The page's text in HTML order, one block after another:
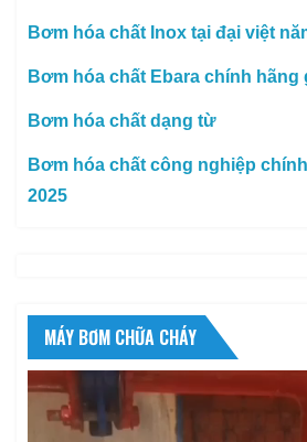
Bơm hóa chất Inox tại đại việt
Bơm hóa chất Ebara chính hãng
Bơm hóa chất dạng từ
Bơm hóa chất công nghiệp
2025
MÁY BƠM CHỮA CHÁY
Trình
chơi